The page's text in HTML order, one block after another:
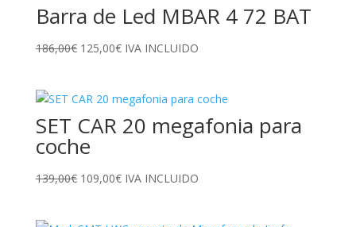
Barra de Led MBAR 4 72 BAT
186,00€ El
era:
186,00€.
125,00€El
es:
125,00€.
IVA INCLUIDO
SET CAR 20 megafonia para
coche
139,00€ El
109,00€ElIVA INCLUIDO